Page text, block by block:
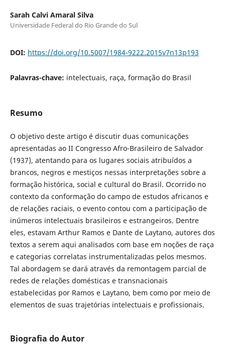
Sarah Calvi Amaral Silva
Universidade Federal do Rio Grande do Sul
DOI: https://doi.org/10.5007/1984-9222.2015v7n13p193
Palavras-chave: intelectuais, raça, formação do Brasil
Resumo
O objetivo deste artigo é discutir duas comunicações
apresentadas ao II Congresso Afro-Brasileiro de Salvador
(1937), atentando para os lugares sociais atribuídos a
brancos, negros e mestiços nessas interpretações sobre a
formação histórica, social e cultural do Brasil. Ocorrido no
contexto da conformação do campo de estudos africanos e
de relações raciais, o evento contou com a participação de
inúmeros intelectuais brasileiros e estrangeiros. Dentre
eles, estavam Arthur Ramos e Dante de Laytano, autores dos
textos a serem aqui analisados com base em noções de raça
e categorias correlatas instrumentalizadas pelos mesmos.
Tal abordagem se dará através da remontagem parcial de
redes de relações domésticas e transnacionais
estabelecidas por Ramos e Laytano, bem como por meio de
elementos de suas trajetórias intelectuais e profissionais.
Biografia do Autor